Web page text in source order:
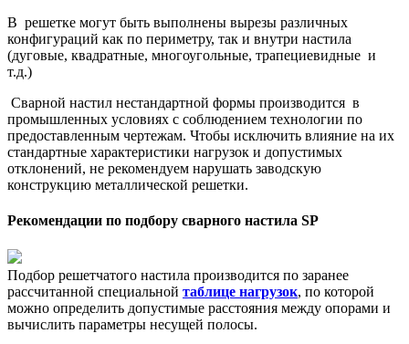
В решетке могут быть выполнены вырезы различных
конфигураций как по периметру, так и внутри настила
(дуговые, квадратные, многоугольные, трапециевидные и
т.д.)
Сварной настил нестандартной формы производится в
промышленных условиях с соблюдением технологии по
предоставленным чертежам. Чтобы исключить влияние на их
стандартные характеристики нагрузок и допустимых
отклонений, не рекомендуем нарушать заводскую
конструкцию металлической решетки.
Рекомендации по подбору сварного настила SР
Подбор решетчатого настила производится по заранее
рассчитанной специальной таблице нагрузок, по которой
можно определить допустимые расстояния между опорами и
вычислить параметры несущей полосы.